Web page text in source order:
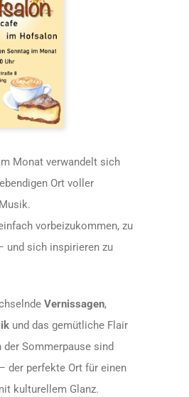
Monat verwandelt sich
Ort voller
vorbeizukommen, zu
und sich inspirieren zu
Vernissagen,
und das gemütliche Flair
Sommerpause sind
der perfekte Ort für einen
kulturellem Glanz.